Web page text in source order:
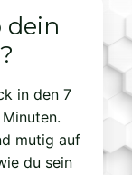
dein
in den 7
mutig auf
du sein